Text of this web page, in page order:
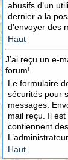
abusifs d’un
dernier a la
d’envoyer des
Haut
J’ai reçu un e-
forum!
Le formulaire
sécurités pour
messages.
mail reçu. Il
contiennent
Haut